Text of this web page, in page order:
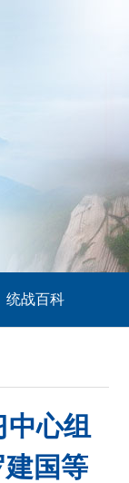
统战百科
心组
国等